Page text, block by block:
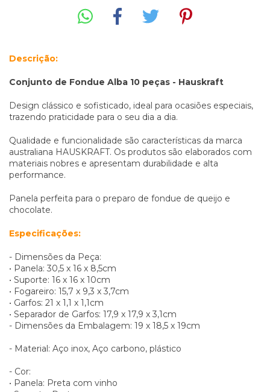
Descrição:
Conjunto de Fondue Alba 10 peças - Hauskraft
Design clássico e sofisticado, ideal para ocasiões especiais,
trazendo praticidade para o seu dia a dia.
Qualidade e funcionalidade são características da marca
australiana HAUSKRAFT. Os produtos são elaborados com
materiais nobres e apresentam durabilidade e alta
performance.
Panela perfeita para o preparo de fondue de queijo e
chocolate.
Especificações:
- Dimensões da Peça:
• Panela: 30,5 x 16 x 8,5cm
• Suporte: 16 x 16 x 10cm
• Fogareiro: 15,7 x 9,3 x 3,7cm
• Garfos: 21 x 1,1 x 1,1cm
• Separador de Garfos: 17,9 x 17,9 x 3,1cm
- Dimensões da Embalagem: 19 x 18,5 x 19cm
- Material: Aço inox, Aço carbono, plástico
- Cor:
• Panela: Preta com vinho